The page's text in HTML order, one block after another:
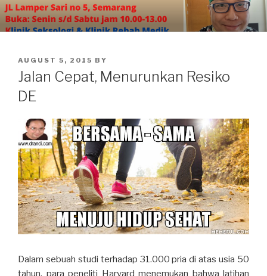
Skip
to
content
POSTED
ON
AUGUST 5, 2015 BY
Jalan Cepat, Menurunkan Resiko
DE
Dalam sebuah studi terhadap 31.000 pria di atas usia 50
tahun, para peneliti Harvard menemukan bahwa latihan